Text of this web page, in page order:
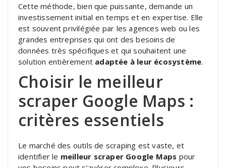
Cette méthode, bien que puissante, demande un
investissement initial en temps et en expertise. Elle
est souvent privilégiée par les agences web ou les
grandes entreprises qui ont des besoins de
données très spécifiques et qui souhaitent une
solution entièrement adaptée à leur écosystème.
Choisir le meilleur
scraper Google Maps :
critères essentiels
Le marché des outils de scraping est vaste, et
identifier le meilleur scraper Google Maps pour